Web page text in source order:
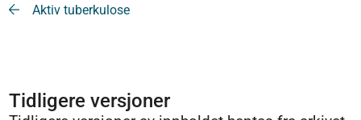
Aktiv tuberkulose
Tidligere versjoner